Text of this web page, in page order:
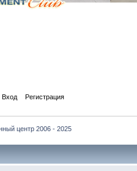
Вход Регистрация
центр 2006 - 2025